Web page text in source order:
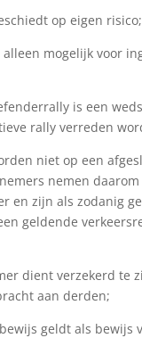
op eigen risico;
mogelijk voor
is een
rally verreden
niet op een
nemen
en zijn als zodanig
geldende
dient verzekerd te
aan derden;
geldt als bewijs